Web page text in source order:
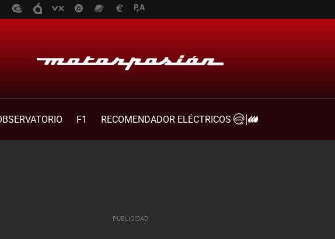
F1
RECOMENDADOR ELÉCTRICOS